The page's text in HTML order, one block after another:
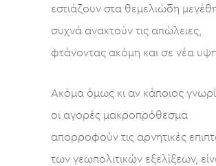
εστιάζουν στα θεμελιώδη
συχνά ανακτούν τις απώλειες,
φτάνοντας ακόμη και σε νέα
Ακόμα όμως κι αν κάποιος
οι αγορές μακροπρόθεσμα
απορροφούν τις αρνητικές
των γεωπολιτικών εξελίξεων,